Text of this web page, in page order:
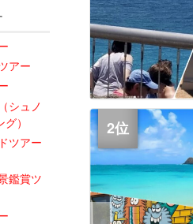
アー
シュノ
）
ツアー
鑑賞ツ